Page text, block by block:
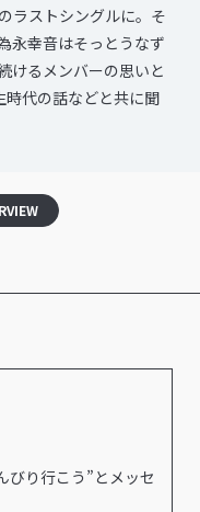
ラストシングルに。そ
永幸音はそっとうなず
けるメンバーの思いと
時代の話などと共に聞
びり行こう”とメッセ